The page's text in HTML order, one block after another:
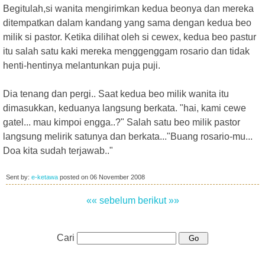
Begitulah,si wanita mengirimkan kedua beonya dan mereka
ditempatkan dalam kandang yang sama dengan kedua beo
milik si pastor. Ketika dilihat oleh si cewex, kedua beo pastur
itu salah satu kaki mereka menggenggam rosario dan tidak
henti-hentinya melantunkan puja puji.
Dia tenang dan pergi.. Saat kedua beo milik wanita itu
dimasukkan, keduanya langsung berkata. "hai, kami cewe
gatel... mau kimpoi engga..?" Salah satu beo milik pastor
langsung melirik satunya dan berkata..."Buang rosario-mu...
Doa kita sudah terjawab.."
Sent by: e-ketawa posted on 06 November 2008
«« sebelum berikut »»
Cari